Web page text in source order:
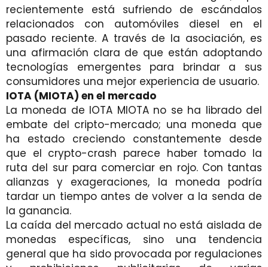
recientemente está sufriendo de escándalos
relacionados con automóviles diesel en el
pasado reciente. A través de la asociación, es
una afirmación clara de que están adoptando
tecnologías emergentes para brindar a sus
consumidores una mejor experiencia de usuario.
IOTA (MIOTA) en el mercado
La moneda de IOTA MIOTA no se ha librado del
embate del cripto-mercado; una moneda que
ha estado creciendo constantemente desde
que el crypto-crash parece haber tomado la
ruta del sur para comerciar en rojo. Con tantas
alianzas y exageraciones, la moneda podría
tardar un tiempo antes de volver a la senda de
la ganancia.
La caída del mercado actual no está aislada de
monedas específicas, sino una tendencia
general que ha sido provocada por regulaciones